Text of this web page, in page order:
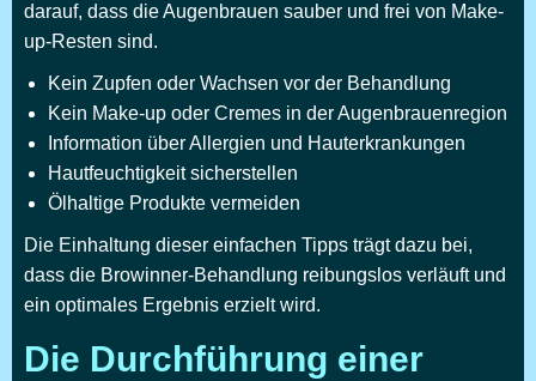
darauf, dass die Augenbrauen sauber und frei von Make-
up-Resten sind.
Kein Zupfen oder Wachsen vor der Behandlung
Kein Make-up oder Cremes in der Augenbrauenregion
Information über Allergien und Hauterkrankungen
Hautfeuchtigkeit sicherstellen
Ölhaltige Produkte vermeiden
Die Einhaltung dieser einfachen Tipps trägt dazu bei,
dass die Browinner-Behandlung reibungslos verläuft und
ein optimales Ergebnis erzielt wird.
Die Durchführung einer